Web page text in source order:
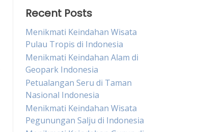
Recent Posts
Menikmati Keindahan Wisata
Pulau Tropis di Indonesia
Menikmati Keindahan Alam di
Geopark Indonesia
Petualangan Seru di Taman
Nasional Indonesia
Menikmati Keindahan Wisata
Pegunungan Salju di Indonesia